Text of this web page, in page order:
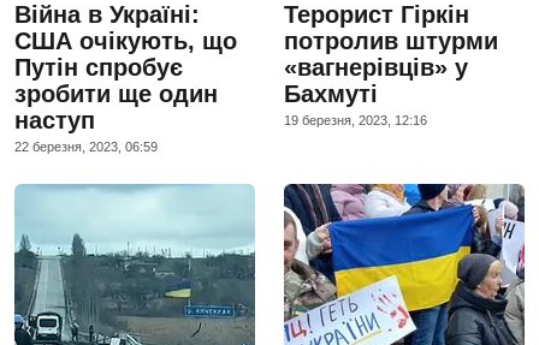
Війна в Україні:
США очікують, що
Путін спробує
зробити ще один
наступ
22 березня, 2023, 06:59
Терорист Гіркін
потролив штурми
«вагнерівців» у
Бахмуті
19 березня, 2023, 12:16